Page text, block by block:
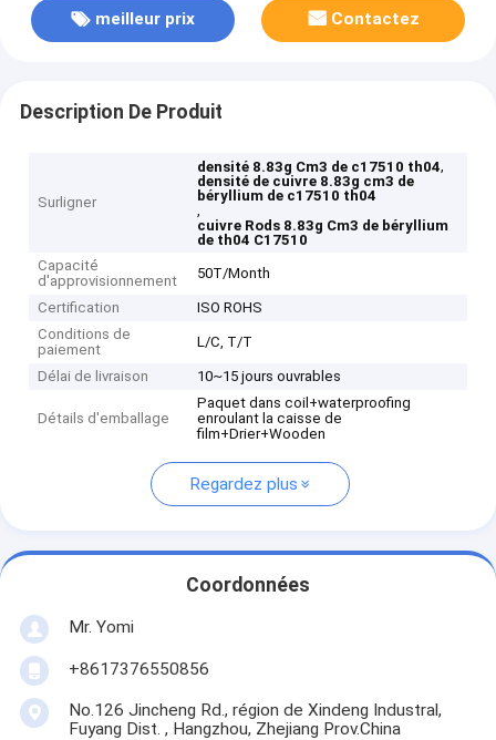
meilleur prix Contactez
Description De Produit
Surligner
densité 8.83g Cm3 de c17510 th04,
densité de cuivre 8.83g cm3 de
béryllium de c17510 th04
,
cuivre Rods 8.83g Cm3 de béryllium
de th04 C17510
Capacité
d'approvisionnement
50T/Month
Certification
ISO ROHS
Conditions de
paiement
L/C, T/T
Délai de livraison 10~15 jours ouvrables
Détails d'emballage
Paquet dans coil+waterproofing
enroulant la caisse de
film+Drier+Wooden
Regardez plus
Coordonnées
Mr. Yomi
+8617376550856
No.126 Jincheng Rd., région de Xindeng Industral,
Fuyang Dist. , Hangzhou, Zhejiang Prov.China